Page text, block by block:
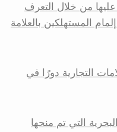
عليها من خلال التعرف
المستهلكين بالعلامة
التجارية دورًا في
التي تم منحها